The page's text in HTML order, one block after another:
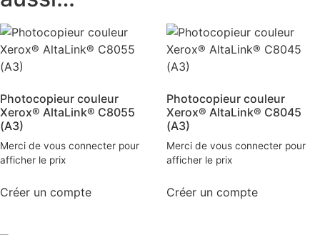
Photocopieur couleur
Xerox® AltaLink® C8055
(A3)
Merci de vous connecter pour
afficher le prix
Créer un compte
Photocopieur couleur
Xerox® AltaLink® C8045
(A3)
Merci de vous connecter pour
afficher le prix
Créer un compte